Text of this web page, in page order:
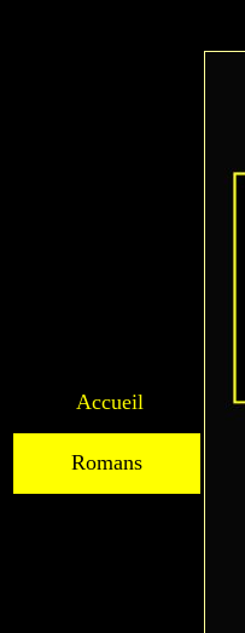
Accueil
Romans